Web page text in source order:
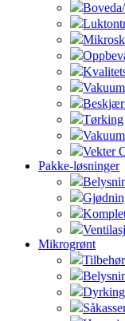
Tørking
Vekter
Pakke-løsninger
Mikrogrønt
Tilbehør